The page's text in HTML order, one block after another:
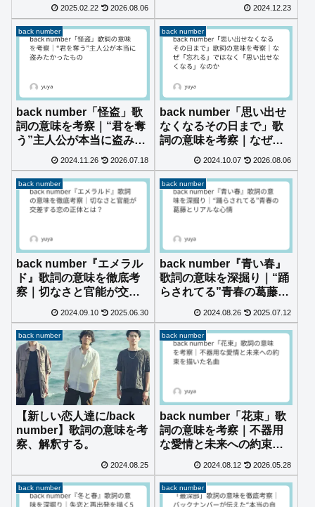
片想いの正体
2025.02.22 2026.08.06 2024.12.23
back number
back number「怪盗」歌
詞の意味を考察｜“君を奪
う”主人公が本当に盗みた
かったもの
2024.11.26 2026.07.18
back number
back number「思い出せ
なくなるその日まで」歌
詞の意味を考察｜なぜ
「忘れる」ではなく「思
い出せなくなる」なのか
2024.10.07 2026.08.06
back number
back number『エメラル
ド』歌詞の意味を徹底考
察｜切なさと官能が交差
する恋の正体とは？
2024.09.10 2025.06.30
back number
back number『青い春』
歌詞の意味を深掘り｜“踊
らされてる”青春の葛藤と
リアルな心情
2024.08.26 2025.07.12
back number
【新しい恋人達に/back
number】歌詞の意味を考
察、解釈する。
2024.08.25
back number
back number「花束」歌
詞の意味を考察｜不器用
な愛情と未来への約束を
2024.08.12 2026.05.28
back number back number